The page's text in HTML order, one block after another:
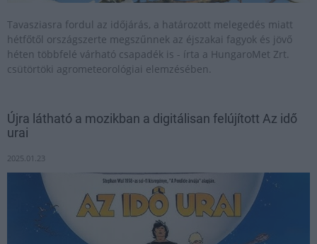
Tavasziasra fordul az időjárás, a határozott melegedés miatt
hétfőtől országszerte megszűnnek az éjszakai fagyok és jövő
héten többfelé várható csapadék is - írta a HungaroMet Zrt.
csütörtöki agrometeorológiai elemzésében.
Újra látható a mozikban a digitálisan felújított Az idő
urai
2025.01.23